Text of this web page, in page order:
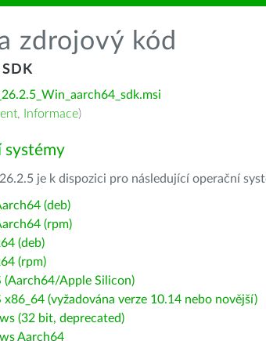
zdrojový kód
, Informace)
systémy
je k dispozici pro následující operační
(deb)
(rpm)
(deb)
(rpm)
(Aarch64/Apple Silicon)
x86_64 (vyžadována verze 10.14 nebo novější)
(32 bit, deprecated)
Aarch64